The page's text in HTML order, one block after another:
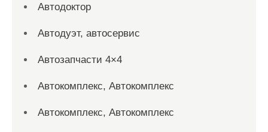
Автодоктор
Автодуэт, автосервис
Автозапчасти 4×4
Автокомплекс, Автокомплекс
Автокомплекс, Автокомплекс